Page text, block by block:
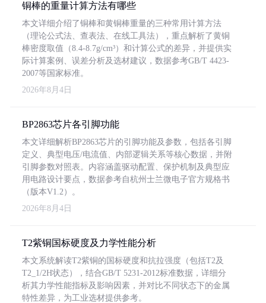
铜棒的重量计算方法有哪些
本文详细介绍了铜棒和黄铜棒重量的三种常用计算方法
（理论公式法、查表法、在线工具法），重点解析了黄铜
棒密度取值（8.4-8.7g/cm³）和计算公式的差异，并提供实
际计算案例、误差分析及选材建议，数据参考GB/T 4423-
2007等国家标准。
2026年8月4日
BP2863芯片各引脚功能
本文详细解析BP2863芯片的引脚功能及参数，包括各引脚
定义、典型电压/电流值、内部逻辑关系等核心数据，并附
引脚参数对照表。内容涵盖驱动配置、保护机制及典型应
用电路设计要点，数据参考自杭州士兰微电子官方规格书
（版本V1.2）。
2026年8月4日
T2紫铜国标硬度及力学性能分析
本文系统解读T2紫铜的国标硬度和抗拉强度（包括T2及
T2_1/2H状态），结合GB/T 5231-2012标准数据，详细分
析其力学性能指标及影响因素，并对比不同状态下的金属
特性差异，为工业选材提供参考。